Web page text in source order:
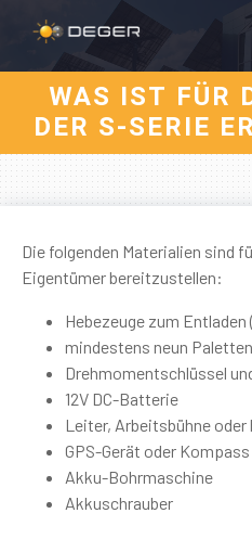
WAS IST FÜR
DER S-SERIE
Die folgenden Materialien sind
Eigentümer bereitzustellen:
Hebezeuge zum Entladen
mindestens neun
Drehmomentschlüssel
12V DC-Batterie
Leiter, Arbeitsbühne
GPS-Gerät oder Kompass
Akku-Bohrmaschine
Akkuschrauber